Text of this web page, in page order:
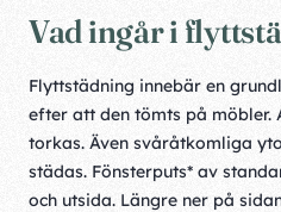
Vad ingår i
Flyttstädning innebär en
efter att den tömts på möbler.
torkas. Även svåråtkomliga
städas. Fönsterputs* av
och utsida. Längre ner på